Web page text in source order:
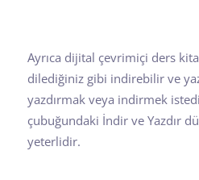
Ayrıca dijital çevrimiçi ders
dilediğiniz gibi indirebilir ve
yazdırmak veya indirmek
çubuğundaki İndir ve Yazdır
yeterlidir.